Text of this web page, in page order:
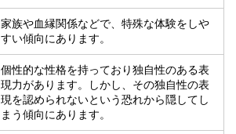
家族や血縁関係などで、特殊な体験をしや
すい傾向にあります。
個性的な性格を持っており独自性のある表
現力があります。しかし、その独自性の表
現を認められないという恐れから隠してし
まう傾向にあります。